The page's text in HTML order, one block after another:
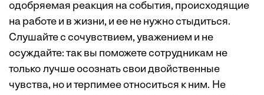
одобряемая реакция на события, происходящие
на работе и в жизни, и ее не нужно стыдиться.
Слушайте с сочувствием, уважением и не
осуждайте: так вы поможете сотрудникам не
только лучше осознать свои двойственные
чувства, но и терпимееотноситься к ним. Не